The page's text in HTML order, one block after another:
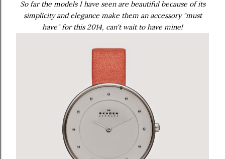
So far the models I have seen are beautiful because of its
simplicity and elegance make them an accessory "must
have" for this 2014, can't wait to have mine!